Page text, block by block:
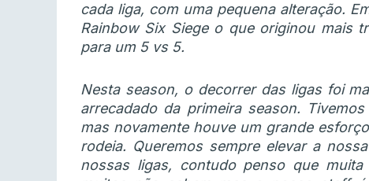
cada liga, com uma pequena alteração.
Rainbow Six Siege o que originou mais
para um 5 vs 5.
Nesta season, o decorrer das ligas foi
arrecadado da primeira season.
mas novamente houve um grande
rodeia. Queremos sempre elevar a
nossas ligas, contudo penso que